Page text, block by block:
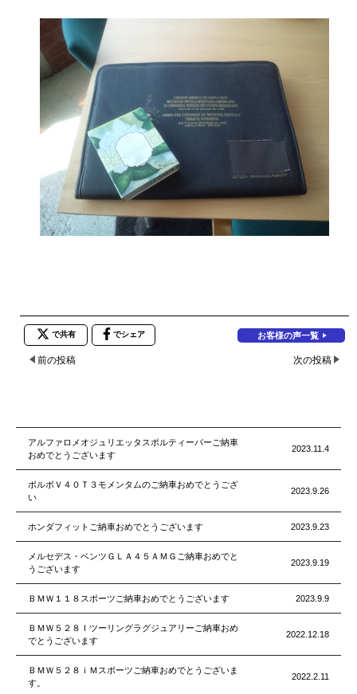
で共有 でシェア お客様の声一覧
前の投稿 次の投稿
アルファロメオジュリエッタスポルティーバーご納車
おめでとうございます
2023.11.4
ボルボＶ４０Ｔ３モメンタムのご納車おめでとうござ
い
2023.9.26
ホンダフィットご納車おめでとうございます 2023.9.23
メルセデス・ベンツＧＬＡ４５ＡＭＧご納車おめでと
うございます
2023.9.19
ＢＭＷ１１８スポーツご納車おめでとうございます 2023.9.9
ＢＭＷ５２８Ｉツーリングラグジュアリーご納車おめ
でとうございます
2022.12.18
ＢＭＷ５２８ｉＭスポーツご納車おめでとうございま
す。
2022.2.11